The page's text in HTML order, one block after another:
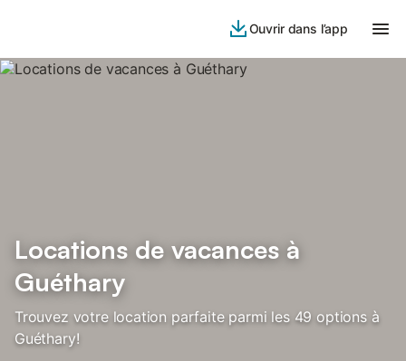
Ouvrir dans l’app
Locations de vacances à
Guéthary
Trouvez votre location parfaite parmi les 49 options à
Guéthary!